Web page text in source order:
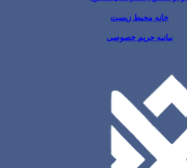
خانه محیط زیست
بیانیه حریم خصوصی